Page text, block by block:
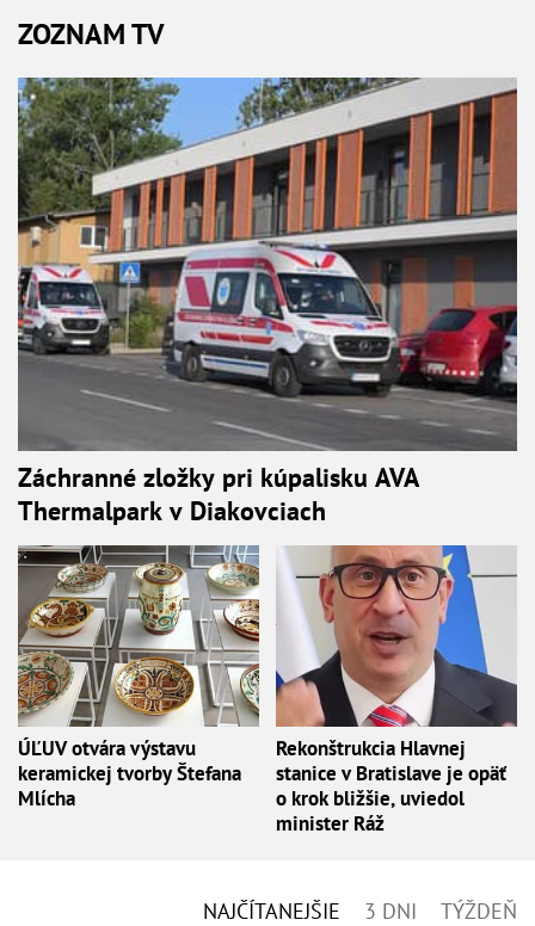
ZOZNAM TV
Záchranné zložky pri kúpalisku AVA
Thermalpark v Diakovciach
ÚĽUV otvára výstavu
keramickej tvorby Štefana
Mlícha
Rekonštrukcia Hlavnej
stanice v Bratislave je opäť
o krok bližšie, uviedol
minister Ráž
NAJČÍTANEJŠIE 3 DNI TÝŽDEŇ